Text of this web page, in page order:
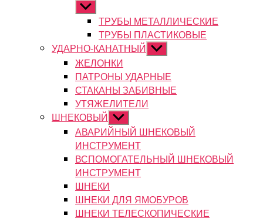
Показывать
подменюТРУБЫ МЕТАЛЛИЧЕСКИЕ
ТРУБЫ ПЛАСТИКОВЫЕ
УДАРНО-КАНАТНЫЙ Показывать
подменю
ЖЕЛОНКИ
ПАТРОНЫ УДАРНЫЕ
СТАКАНЫ ЗАБИВНЫЕ
УТЯЖЕЛИТЕЛИ
ШНЕКОВЫЙ Показывать
подменю
АВАРИЙНЫЙ ШНЕКОВЫЙ
ИНСТРУМЕНТ
ВСПОМОГАТЕЛЬНЫЙ ШНЕКОВЫЙ
ИНСТРУМЕНТ
ШНЕКИ
ШНЕКИ ДЛЯ ЯМОБУРОВ
ШНЕКИ ТЕЛЕСКОПИЧЕСКИЕ